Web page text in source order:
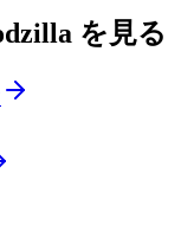
を見る